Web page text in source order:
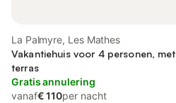
La Palmyre, Les Mathes
Vakantiehuis voor 4 personen, met
terras
Gratis annulering
vanaf€ 110per nacht